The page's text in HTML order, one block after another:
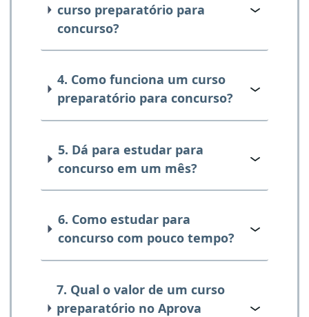
curso preparatório para
concurso?
4. Como funciona um curso
preparatório para concurso?
5. Dá para estudar para
concurso em um mês?
6. Como estudar para
concurso com pouco tempo?
7. Qual o valor de um curso
preparatório no Aprova